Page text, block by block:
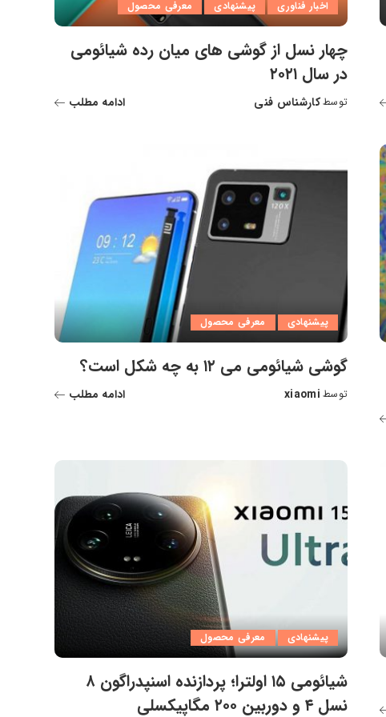
اخبار فناوری پیشنهادی معرفی محصول
چهار نسل از گوشی های میان رده شیائومی
در سال ۲۰۲۱
ارسال
توسطکارشناس فنی ادامه مطلب
پیشنهادی معرفی محصول
گوشی شیائومی می ۱۲ به چه شکل است؟
ارسال
توسط xiaomi ادامه مطلب
پیشنهادی معرفی محصول
شیائومی ۱۵ اولترا؛ پردازنده اسنپدراگون ۸
نسل ۴ و دوربین ۲۰۰ مگاپیکسلی